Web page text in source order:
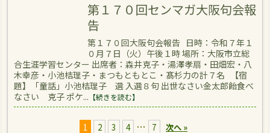
第１７０回センマガ大阪句会報
告
第１７０回大阪句会報告 日時：令和７年１
０月７日（火）午後１時 場所：大阪市立総
合生涯学習センター 出席者：森井克子・湯澤孝扇・田畑宏・八
木幸彦・小池桔理子・まつもともとこ・髙杉力の計７名 【宿
題】「童話」小池桔理子 選 入選８句 出世なさい金太郎飴食べ
なさい 克子 ポケ... 【続きを読む】
1 2 3 4 … 7 次へ »